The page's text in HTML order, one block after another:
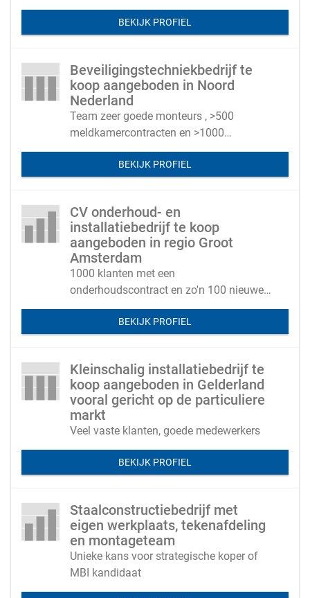
woningstichting, hoveniersbedrijven en
bouwbedrijvenBEKIJK PROFIEL
Beveiligingstechniekbedrijf te
koop aangeboden in Noord
Nederland
Team zeer goede monteurs , >500
meldkamercontracten en >1000
onderhoudscontracten
BEKIJK PROFIEL
CV onderhoud- en
installatiebedrijf te koop
aangeboden in regio Groot
Amsterdam
1000 klanten met een
onderhoudscontract en zo'n 100 nieuwe
CV ketels per jaar
BEKIJK PROFIEL
Kleinschalig installatiebedrijf te
koop aangeboden in Gelderland
vooral gericht op de particuliere
markt
Veel vaste klanten, goede medewerkers
BEKIJK PROFIEL
Staalconstructiebedrijf met
eigen werkplaats, tekenafdeling
en montageteam
Unieke kans voor strategische koper of
MBI kandidaat